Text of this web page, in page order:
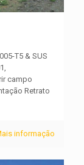
T5 & SUS
campo
Retrato
informação